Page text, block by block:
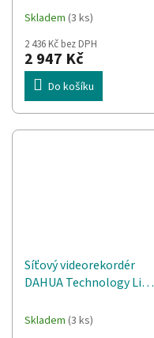
Skladem (3 ks)
2 436 Kč bez DPH
2 947 Kč
Do košíku
Síťový videorekordér
DAHUA Technology Lite
Černá
Skladem (3 ks)